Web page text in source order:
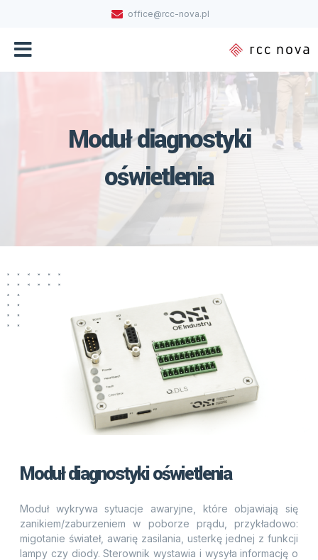
office@rcc-nova.pl
Moduł diagnostyki
oświetlenia
Moduł diagnostyki oświetlenia
Moduł wykrywa sytuacje awaryjne, które objawiają się
zanikiem/zaburzeniem w poborze prądu, przykładowo:
migotanie świateł, awarię zasilania, usterkę jednej z funkcji
lampy czy diody. Sterownik wystawia i wysyła informację o